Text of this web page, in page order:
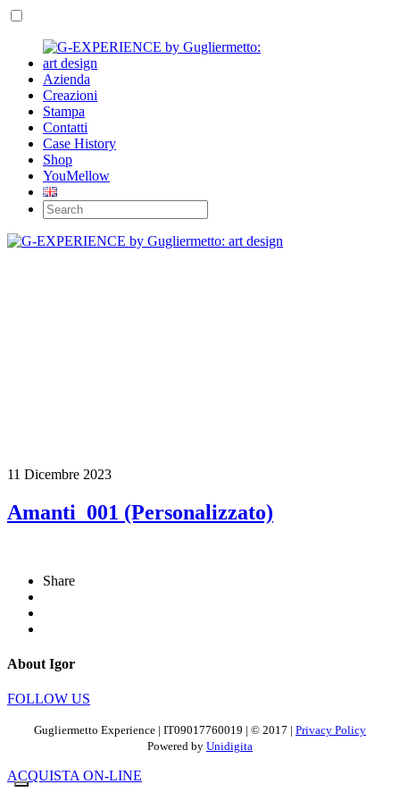
Azienda
Creazioni
Stampa
Contatti
Case History
Shop
YouMellow
11 Dicembre 2023
Amanti_001 (Personalizzato)
Share
About Igor
FOLLOW US
Gugliermetto Experience | IT09017760019 | © 2017 | Privacy Policy
Powered by Unidigita
ACQUISTA ON-LINE